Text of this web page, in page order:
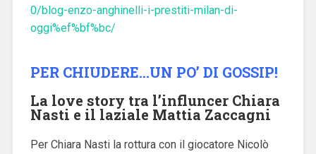
0/blog-enzo-anghinelli-i-prestiti-milan-di-
oggi%ef%bf%bc/
PER CHIUDERE…UN PO’ DI GOSSIP!
La love story tra l’influncer Chiara
Nasti e il laziale Mattia Zaccagni
Per Chiara Nasti la rottura con il giocatore Nicolò